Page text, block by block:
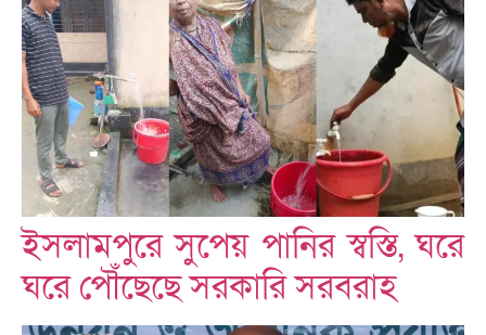
ইসলামপুরে সুপেয় পানির স্বস্তি, ঘরে
ঘরে পৌঁছেছে সরকারি সরবরাহ